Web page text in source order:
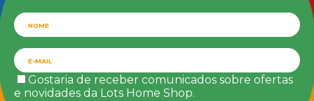
Gostaria de receber comunicados sobre ofertas
e novidades da Lots Home Shop.